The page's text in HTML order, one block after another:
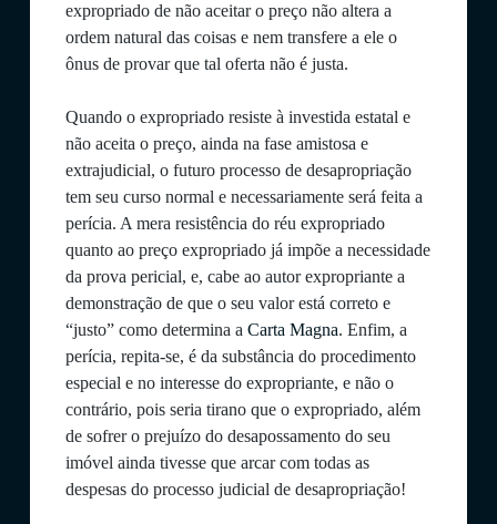
expropriado de não aceitar o preço não altera a
ordem natural das coisas e nem transfere a ele o
ônus de provar que tal oferta não é justa.
Quando o expropriado resiste à investida estatal e
não aceita o preço, ainda na fase amistosa e
extrajudicial, o futuro processo de desapropriação
tem seu curso normal e necessariamente será feita a
perícia. A mera resistência do réu expropriado
quanto ao preço expropriado já impõe a necessidade
da prova pericial, e, cabe ao autor expropriante a
demonstração de que o seu valor está correto e
“justo” como determina a Carta Magna. Enfim, a
perícia, repita-se, é da substância do procedimento
especial e no interesse do expropriante, e não o
contrário, pois seria tirano que o expropriado, além
de sofrer o prejuízo do desapossamento do seu
imóvel ainda tivesse que arcar com todas as
despesas do processo judicial de desapropriação!